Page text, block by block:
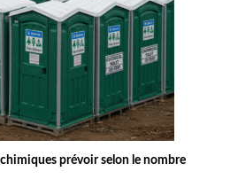
prévoir selon le nombre